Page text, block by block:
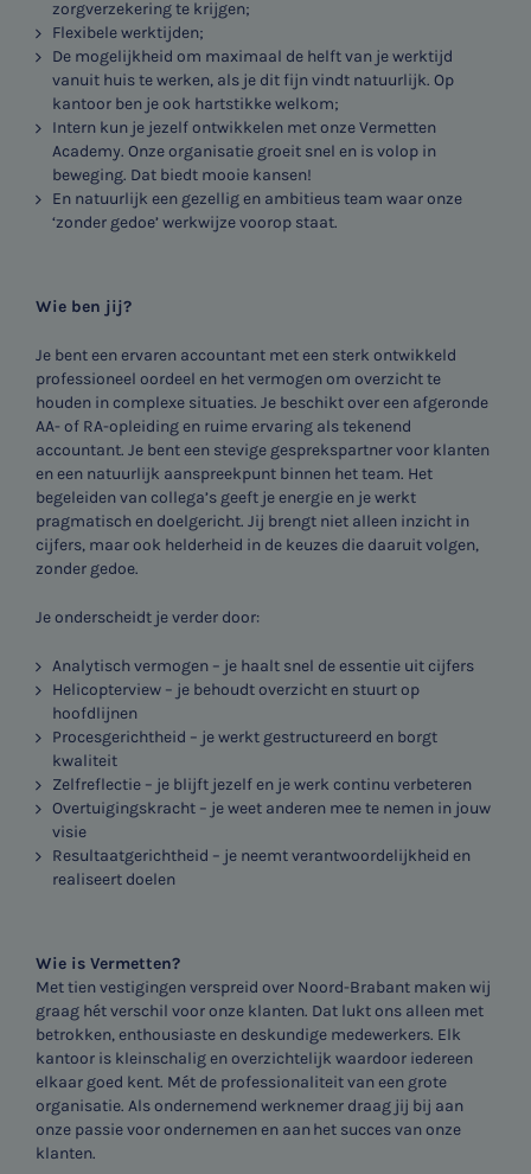
zorgverzekering te krijgen;
Flexibele werktijden;
De mogelijkheid om maximaal de helft van je werktijd
vanuit huis te werken, als je dit fijn vindt natuurlijk. Op
kantoor ben je ook hartstikke welkom;
Intern kun je jezelf ontwikkelen met onze Vermetten
Academy. Onze organisatie groeit snel en is volop in
beweging. Dat biedt mooie kansen!
En natuurlijk een gezellig en ambitieus team waar onze
‘zonder gedoe’ werkwijze voorop staat.
Wie ben jij?
Je bent een ervaren accountant met een sterk ontwikkeld
professioneel oordeel en het vermogen om overzicht te
houden in complexe situaties. Je beschikt over een afgeronde
AA- of RA-opleiding en ruime ervaring als tekenend
accountant. Je bent een stevige gesprekspartner voor klanten
en een natuurlijk aanspreekpunt binnen het team. Het
begeleiden van collega’s geeft je energie en je werkt
pragmatisch en doelgericht. Jij brengt niet alleen inzicht in
cijfers, maar ook helderheid in de keuzes die daaruit volgen,
zonder gedoe.
Je onderscheidt je verder door:
Analytisch vermogen – je haalt snel de essentie uit cijfers
Helicopterview – je behoudt overzicht en stuurt op
hoofdlijnen
Procesgerichtheid – je werkt gestructureerd en borgt
kwaliteit
Zelfreflectie – je blijft jezelf en je werk continu verbeteren
Overtuigingskracht – je weet anderen mee te nemen in jouw
visie
Resultaatgerichtheid – je neemt verantwoordelijkheid en
realiseert doelen
Wie is Vermetten?
Met tien vestigingen verspreid over Noord-Brabant maken wij
graag hét verschil voor onze klanten. Dat lukt ons alleen met
betrokken, enthousiaste en deskundige medewerkers. Elk
kantoor is kleinschalig en overzichtelijk waardoor iedereen
elkaar goed kent. Mét de professionaliteit van een grote
organisatie. Als ondernemend werknemer draag jij bij aan
onze passie voor ondernemen en aan het succes van onze
klanten.